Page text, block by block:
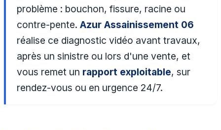
problème : bouchon, fissure, racine ou
contre-pente.Azur Assainissement 06
réalise ce diagnostic vidéo avant travaux,
après un sinistre ou lors d'une vente, et
vous remet un rapport exploitable, sur
rendez-vous ou en urgence 24/7.